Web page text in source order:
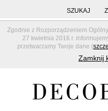
Zgodnie z Rozporządzeniem
27 kwietnia 2016 r.
przetwarzamy Twoje dane (
Zamknij
SZUKAJ